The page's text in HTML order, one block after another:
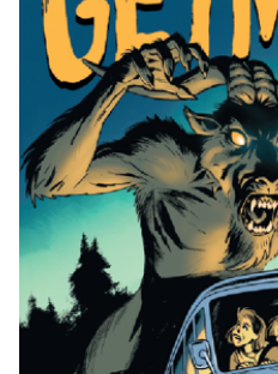
Arli (Romska)
Resanderomani (Romska)
Kelderash (Romska)
Lovari (Romska)